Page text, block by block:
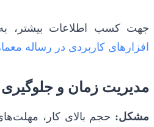
جهت کسب اطلاعات بیشتر،
افزارهای کاربردی در رساله
مدیریت زمان و
مشکل: حجم بالای کار،